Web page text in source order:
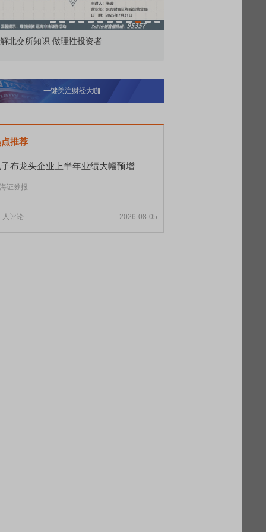
市价委托那么多种，究竟怎么用？
一键关注财经大咖
推荐
布龙头企业上半年业绩大幅预增
证券报
人评论 2026-08-05